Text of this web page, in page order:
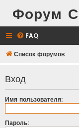
Форум
FAQ
Список форумов
Вход
Имя пользователя:
Пароль: